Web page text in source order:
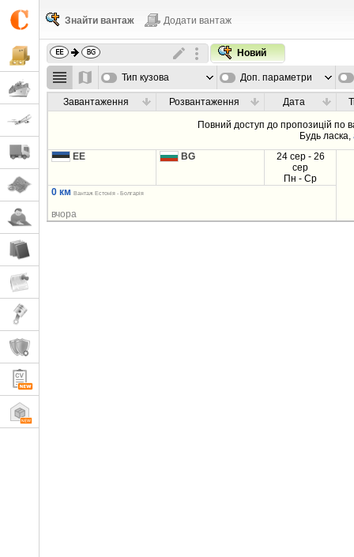
Знайти вантаж Додати вантаж
Новий
Тип кузова Доп. параметри
Завантаження Розвантаження Дата
Повний доступ до пропозицій по
Будь ласка,
EE
BG
24 сер - 26
сер
Пн - Ср
0 км
Вантаж Естонія - Болгарія
вчора